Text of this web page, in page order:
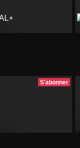
S'abonner